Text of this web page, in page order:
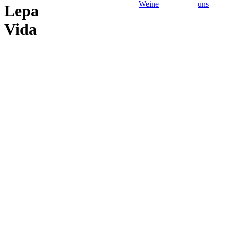
Lepa
Vida
Weine
uns